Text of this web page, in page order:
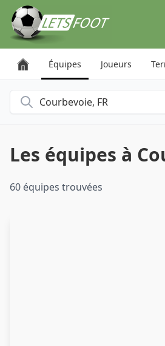
Équipes Joueurs
Rechercher une ville
Les équipes à
60 équipes trouvées
Panneau de gestion des cookies